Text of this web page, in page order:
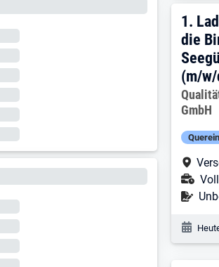
1.
1.
die
(m/
GmbH